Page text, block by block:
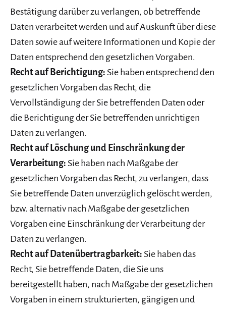
Bestätigung darüber zu verlangen, ob betreffende
Daten verarbeitet werden und auf Auskunft über diese
Daten sowie auf weitere Informationen und Kopie der
Daten entsprechend den gesetzlichen Vorgaben.
Recht auf Berichtigung: Sie haben entsprechend den
gesetzlichen Vorgaben das Recht, die
Vervollständigung der Sie betreffenden Daten oder
die Berichtigung der Sie betreffenden unrichtigen
Daten zu verlangen.
Recht auf Löschung und Einschränkung der
Verarbeitung: Sie haben nach Maßgabe der
gesetzlichen Vorgaben das Recht, zu verlangen, dass
Sie betreffende Daten unverzüglich gelöscht werden,
bzw. alternativ nach Maßgabe der gesetzlichen
Vorgaben eine Einschränkung der Verarbeitung der
Daten zu verlangen.
Recht auf Datenübertragbarkeit: Sie haben das
Recht, Sie betreffende Daten, die Sie uns
bereitgestellt haben, nach Maßgabe der gesetzlichen
Vorgaben in einem strukturierten, gängigen und